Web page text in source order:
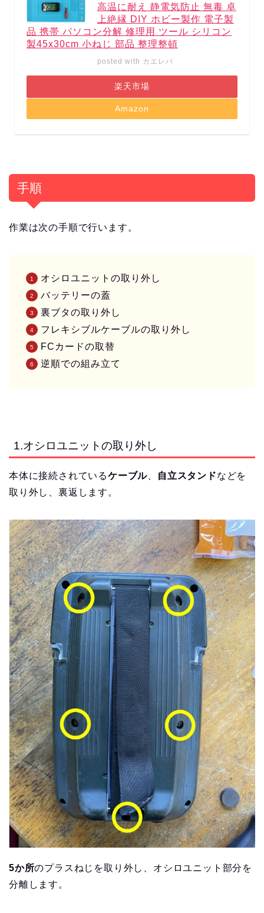
高温に耐え 静電気防止 無毒 卓
上絶縁 DIY ホビー製作 電子製
品 携帯 パソコン分解 修理用 ツール シリコン
製45x30cm 小ねじ 部品 整理整頓
posted with カエレバ
楽天市場
Amazon
手順
作業は次の手順で行います。
オシロユニットの取り外し
バッテリーの蓋
裏ブタの取り外し
フレキシブルケーブルの取り外し
FCカードの取替
逆順での組み立て
1.オシロユニットの取り外し
本体に接続されているケーブル 自立スタンドなどを
取り外し、裏返します。
5か所のプラスねじを取り外し、オシロユニット部分を
分離します。